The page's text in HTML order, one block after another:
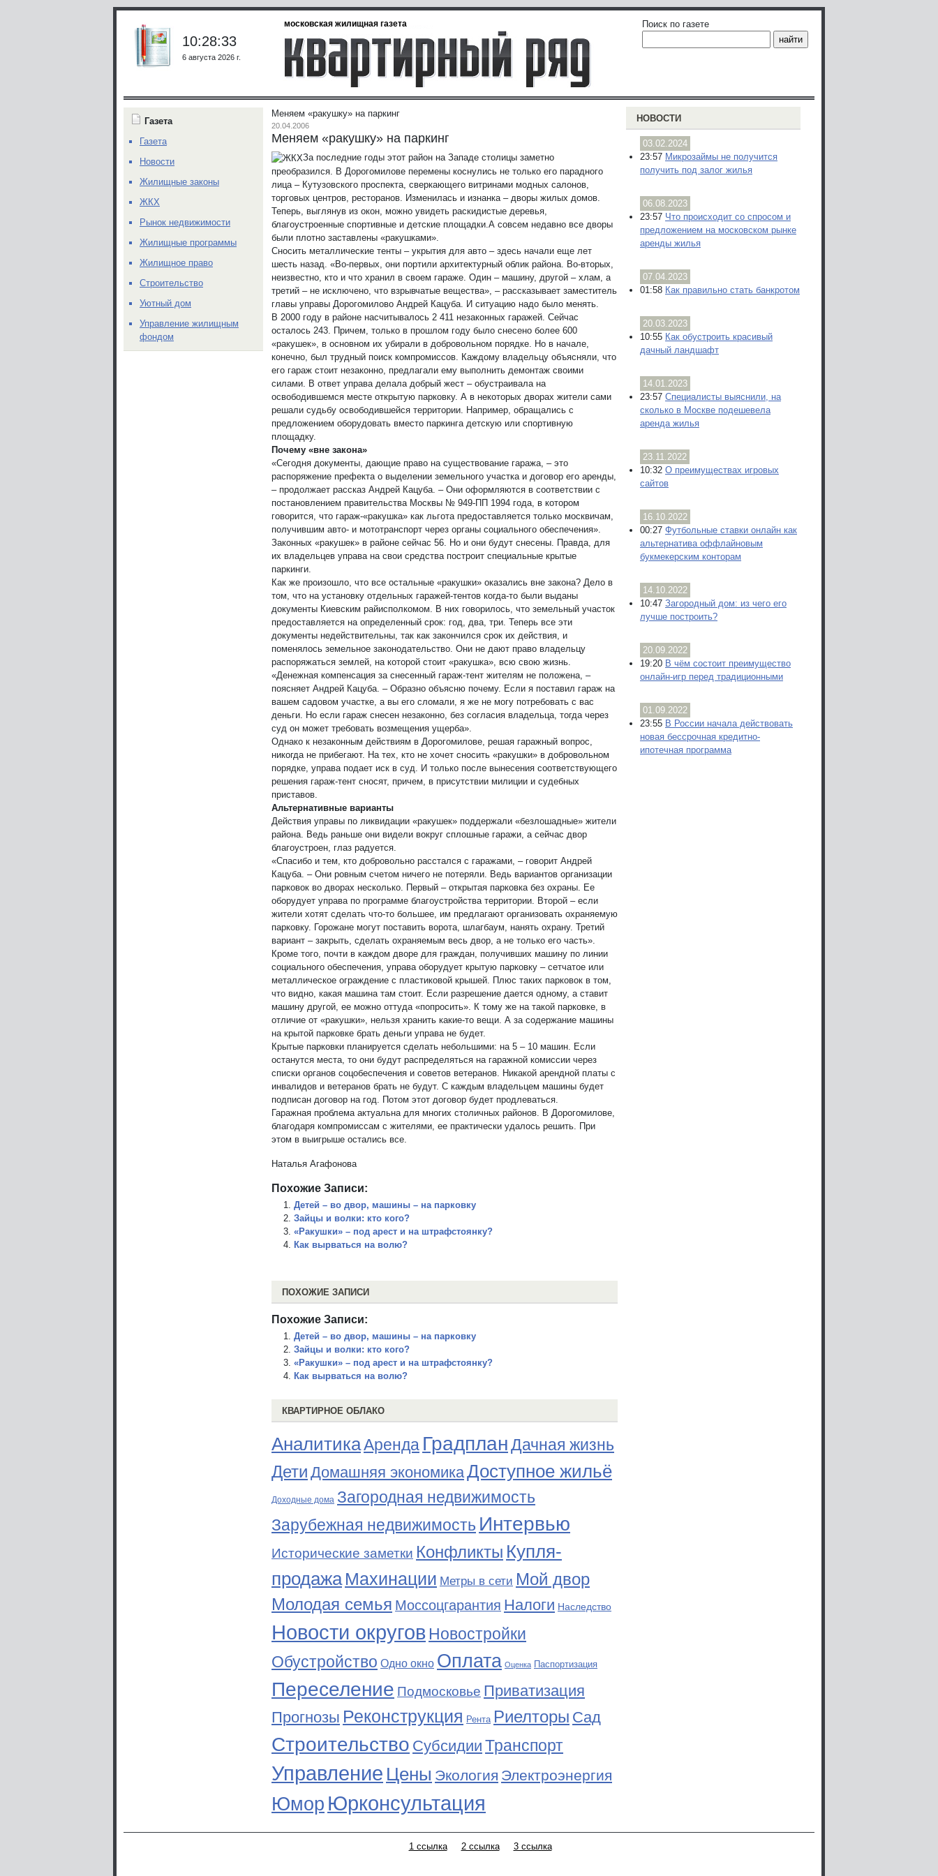
московская жилищная газета
10:28:33
6 августа 2026 г.
Поиск по газете
Меняем «ракушку» на паркинг
20.04.2006
Меняем «ракушку» на паркинг
За последние годы этот район на Западе столицы заметно
преобразился. В Дорогомилове перемены коснулись не только его парадного
лица – Кутузовского проспекта, сверкающего витринами модных салонов,
торговых центров, ресторанов. Изменилась и изнанка – дворы жилых домов.
Теперь, выглянув из окон, можно увидеть раскидистые деревья,
благоустроенные спортивные и детские площадки. А совсем недавно все дворы
были плотно заставлены «ракушками».
Сносить металлические тенты – укрытия для авто – здесь начали еще лет
шесть назад. «Во-первых, они портили архитектурный облик района. Во-вторых,
неизвестно, кто и что хранил в своем гараже. Один – машину, другой – хлам, а
третий – не исключено, что взрывчатые вещества», – рассказывает заместитель
главы управы Дорогомилово Андрей Кацуба. И ситуацию надо было менять.
В 2000 году в районе насчитывалось 2 411 незаконных гаражей. Сейчас
осталось 243. Причем, только в прошлом году было снесено более 600
«ракушек», в основном их убирали в добровольном порядке. Но в начале,
конечно, был трудный поиск компромиссов. Каждому владельцу объясняли, что
его гараж стоит незаконно, предлагали ему выполнить демонтаж своими
силами. В ответ управа делала добрый жест – обустраивала на
освободившемся месте открытую парковку. А в некоторых дворах жители сами
решали судьбу освободившейся территории. Например, обращались с
предложением оборудовать вместо паркинга детскую или спортивную
площадку.
Почему «вне закона»
«Сегодня документы, дающие право на существование гаража, – это
распоряжение префекта о выделении земельного участка и договор его аренды,
– продолжает рассказ Андрей Кацуба. – Они оформляются в соответствии с
постановлением правительства Москвы № 949-ПП 1994 года, в котором
говорится, что гараж-«ракушка» как льгота предоставляется только москвичам,
получившим авто- и мототранспорт через органы социального обеспечения».
Законных «ракушек» в районе сейчас 56. Но и они будут снесены. Правда, для
их владельцев управа на свои средства построит специальные крытые
паркинги.
Как же произошло, что все остальные «ракушки» оказались вне закона? Дело в
том, что на установку отдельных гаражей-тентов когда-то были выданы
документы Киевским райисполкомом. В них говорилось, что земельный участок
предоставляется на определенный срок: год, два, три. Теперь все эти
документы недействительны, так как закончился срок их действия, и
поменялось земельное законодательство. Они не дают право владельцу
распоряжаться землей, на которой стоит «ракушка», всю свою жизнь.
«Денежная компенсация за снесенный гараж-тент жителям не положена, –
поясняет Андрей Кацуба. – Образно объясню почему. Если я поставил гараж на
вашем садовом участке, а вы его сломали, я же не могу потребовать с вас
деньги. Но если гараж снесен незаконно, без согласия владельца, тогда через
суд он может требовать возмещения ущерба».
Однако к незаконным действиям в Дорогомилове, решая гаражный вопрос,
никогда не прибегают. На тех, кто не хочет сносить «ракушки» в добровольном
порядке, управа подает иск в суд. И только после вынесения соответствующего
решения гараж-тент сносят, причем, в присутствии милиции и судебных
приставов.
Альтернативные варианты
Действия управы по ликвидации «ракушек» поддержали «безлошадные» жители
района. Ведь раньше они видели вокруг сплошные гаражи, а сейчас двор
благоустроен, глаз радуется.
«Спасибо и тем, кто добровольно расстался с гаражами, – говорит Андрей
Кацуба. – Они ровным счетом ничего не потеряли. Ведь вариантов организации
парковок во дворах несколько. Первый – открытая парковка без охраны. Ее
оборудует управа по программе благоустройства территории. Второй – если
жители хотят сделать что-то большее, им предлагают организовать охраняемую
парковку. Горожане могут поставить ворота, шлагбаум, нанять охрану. Третий
вариант – закрыть, сделать охраняемым весь двор, а не только его часть».
Кроме того, почти в каждом дворе для граждан, получивших машину по линии
социального обеспечения, управа оборудует крытую парковку – сетчатое или
металлическое ограждение с пластиковой крышей. Плюс таких парковок в том,
что видно, какая машина там стоит. Если разрешение дается одному, а ставит
машину другой, ее можно оттуда «попросить». К тому же на такой парковке, в
отличие от «ракушки», нельзя хранить какие-то вещи. А за содержание машины
на крытой парковке брать деньги управа не будет.
Крытые парковки планируется сделать небольшими: на 5 – 10 машин. Если
останутся места, то они будут распределяться на гаражной комиссии через
списки органов соцобеспечения и советов ветеранов. Никакой арендной платы с
инвалидов и ветеранов брать не будут. С каждым владельцем машины будет
подписан договор на год. Потом этот договор будет продлеваться.
Гаражная проблема актуальна для многих столичных районов. В Дорогомилове,
благодаря компромиссам с жителями, ее практически удалось решить. При
этом в выигрыше остались все.
Наталья Агафонова
Похожие Записи:
Детей – во двор, машины – на парковку
Зайцы и волки: кто кого?
«Ракушки» – под арест и на штрафстоянку?
Как вырваться на волю?
ПОХОЖИЕ ЗАПИСИ
Похожие Записи:
Детей – во двор, машины – на парковку
Зайцы и волки: кто кого?
«Ракушки» – под арест и на штрафстоянку?
Как вырваться на волю?
КВАРТИРНОЕ ОБЛАКО
АналитикаАренда ГрадпланДачная жизнь
Дети Домашняя экономикаДоступное жильё
Доходные дома Загородная недвижимость
Зарубежная недвижимость Интервью
Исторические заметки Конфликты Купля-
продажа Махинации Метры в сети Мой двор
Молодая семья Моссоцгарантия Налоги Наследство
Новости округов Новостройки
Обустройство Одно окно Оплата Оценка Паспортизация
Переселение Подмосковье Приватизация
Прогнозы Реконструкция Рента Риелторы Сад
Строительство Субсидии Транспорт
Управление Цены Экология Электроэнергия
Юмор Юрконсультация
НОВОСТИ
03.02.2024
23:57 Микрозаймы не получится
получить под залог жилья
06.08.2023
23:57 Что происходит со спросом и
предложением на московском рынке
аренды жилья
07.04.2023
01:58 Как правильно стать банкротом
20.03.2023
10:55 Как обустроить красивый
дачный ландшафт
14.01.2023
23:57 Специалисты выяснили, на
сколько в Москве подешевела
аренда жилья
23.11.2022
10:32 О преимуществах игровых
сайтов
16.10.2022
00:27 Футбольные ставки онлайн как
альтернатива оффлайновым
букмекерским конторам
14.10.2022
10:47 Загородный дом: из чего его
лучше построить?
20.09.2022
19:20 В чём состоит преимущество
онлайн-игр перед традиционными
01.09.2022
23:55 В России начала действовать
новая бессрочная кредитно-
ипотечная программа
Газета
Газета
Новости
Жилищные законы
ЖКХ
Рынок недвижимости
Жилищные программы
Жилищное право
Строительство
Уютный дом
Управление жилищным
фондом
1 ссылка 2 ссылка 3 ссылка